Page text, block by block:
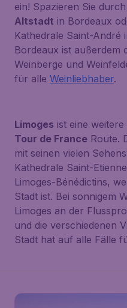
ein! Spazieren Sie durch
Altstadt in Bordeaux
Kathedrale Saint-André
Bordeaux ist außerdem
Weinberge und
für alle Weinliebhaber.
Limoges ist eine
Tour de France Route.
mit seinen vielen
Kathedrale Saint-Etienne
Limoges-Bénédictins,
Stadt ist. Bei sonnigem
Limoges an der
und die verschiedenen
Stadt hat auf alle Fälle